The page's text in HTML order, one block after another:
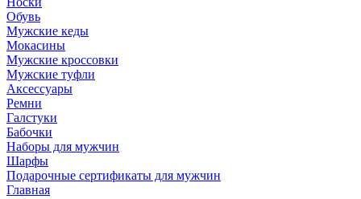
Обувь
Мужские кеды
Мокасины
Мужские кроссовки
Мужские туфли
Аксессуары
Ремни
Галстуки
Бабочки
Наборы для мужчин
Шарфы
Подарочные сертификаты для мужчин
Главная